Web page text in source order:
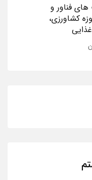
فناور و
کشاورزی،